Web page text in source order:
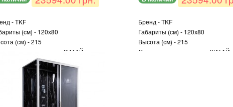
- TKF
(см) - 120х80
(см) - 215
производитель - КИТАЙ
(мес) - 12
- TKF 7715
- прямоугольная
профиля - сатин
поддона (см) - 15
Бренд - TKF
Габариты (см) - 120х80
Высота (см) - 215
Страна производитель - КИТАЙ